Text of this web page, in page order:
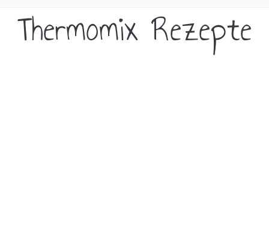
Thermomix Rezepte